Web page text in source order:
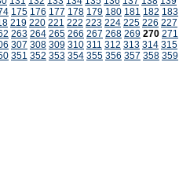
175 176 177 178 179 180 181 182 183
219 220 221 222 223 224 225 226 227
263 264 265 266 267 268 269 270 271
307 308 309 310 311 312 313 314 315
351 352 353 354 355 356 357 358 359